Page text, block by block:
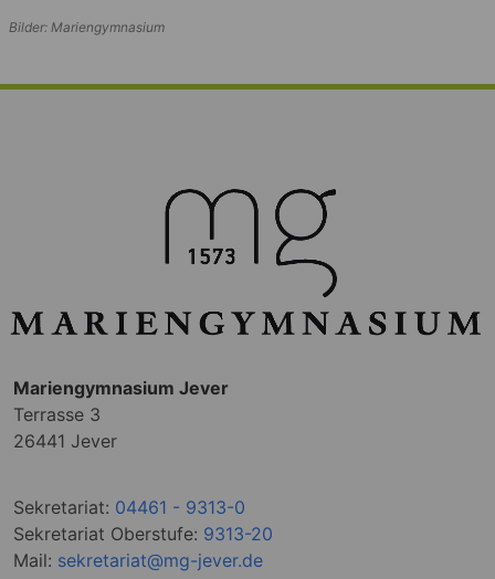
Bilder: Mariengymnasium
Mariengymnasium Jever
Terrasse 3
26441 Jever
Sekretariat: 04461 - 9313-0
Sekretariat Oberstufe: 9313-20
Mail: sekretariat@mg-jever.de